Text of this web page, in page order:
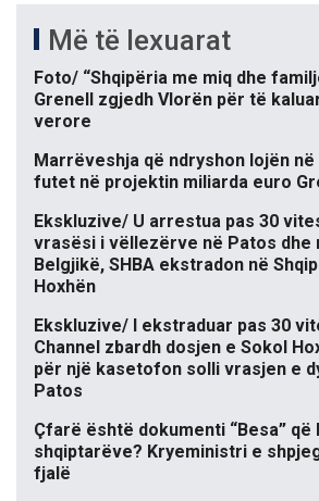
Më të lexuarat
Foto/ “Shqipëria me miq dhe
Grenell zgjedh Vlorën për të
verore
Marrëveshja që ndryshon lojën në
futet në projektin miliarda euro
Ekskluzive/ U arrestua pas 30
vrasësi i vëllezërve në Patos dhe
Belgjikë, SHBA ekstradon në
Hoxhën
Ekskluzive/ I ekstraduar pas 30
Channel zbardh dosjen e Sokol
për një kasetofon solli vrasjen e
Patos
Çfarë është dokumenti “Besa” që
shqiptarëve? Kryeministri e
fjalë